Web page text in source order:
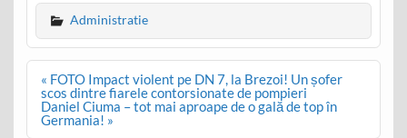
Administratie
Post
navigation
« FOTO Impact violent pe DN 7, la Brezoi! Un șofer
scos dintre fiarele contorsionate de pompieri
Daniel Ciuma – tot mai aproape de o gală de top în
Germania! »